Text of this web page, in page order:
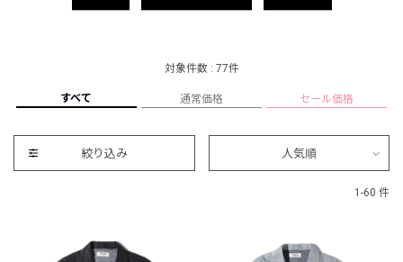
対象件数 : 77件
すべて 通常価格 セール価格
絞り込み 人気順
1-60 件